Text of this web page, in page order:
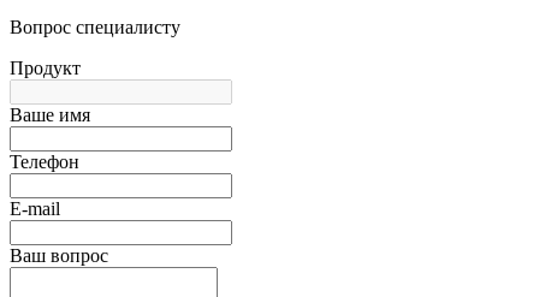
Вопрос специалисту
Продукт
Ваше имя
Телефон
E-mail
Ваш вопрос